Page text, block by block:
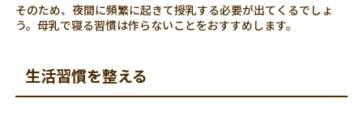
そのため、夜間に頻繁に起きて授乳する必要が出てくるでしょ
う。母乳で寝る習慣は作らないことをおすすめします。
生活習慣を整える